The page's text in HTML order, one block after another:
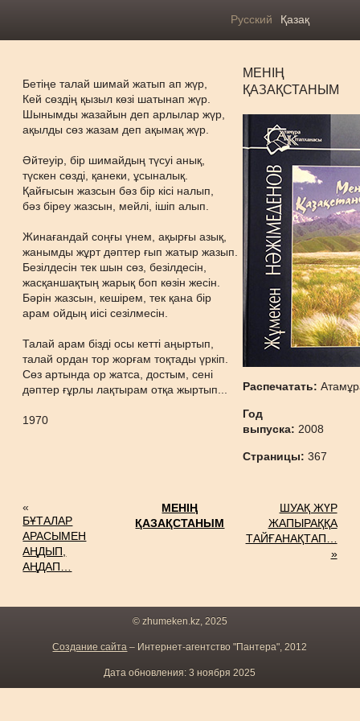
Русский Қазақ
Бетіңе талай шимай жатып ап жүр,
Кей сөздің қызыл көзі шатынап жүр.
Шынымды жазайын деп арлылар жүр,
ақылды сөз жазам деп ақымақ жүр.
Әйтеуір, бір шимайдың түсуі анық,
түскен сөзді, қанеки, ұсыналық.
Қайғысын жазсын бәз бір кісі налып,
бәз біреу жазсын, мейлі, ішіп алып.
Жинағандай соңғы үнем, ақырғы азық,
жанымды жұрт дәптер ғып жатыр жазып.
Безілдесін тек шын сөз, безілдесін,
жасқаншақтың жарық боп көзін жесін.
Бәрін жазсын, кешірем, тек қана бір
арам ойдың иісі сезілмесін.
Талай арам бізді осы кетті аңыртып,
талай ордан тор жорғам тоқтады үркіп.
Сөз артында ор жатса, достым, сені
дәптер ғұрлы лақтырам отқа жыртып...
1970
МЕНІҢ
ҚАЗАҚСТАНЫМ
Распечатать:
Год
выпуска: 2008
Страницы:367
«
БҰТАЛАР
АРАСЫМЕН
АҢДЫП,
АҢДАП…
МЕНІҢ
ҚАЗАҚСТАНЫМ
ШУАҚ ЖҮР
ЖАПЫРАҚҚА
ТАЙҒАНАҚТАП…
»
© zhumeken.kz, 2025
Создание сайта – Интернет-агентство "Пантера", 2012
Дата обновления: 3 ноября 2025